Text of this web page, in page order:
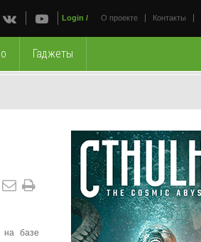
О проекте Контакты
Login /
Гаджеты
на базе